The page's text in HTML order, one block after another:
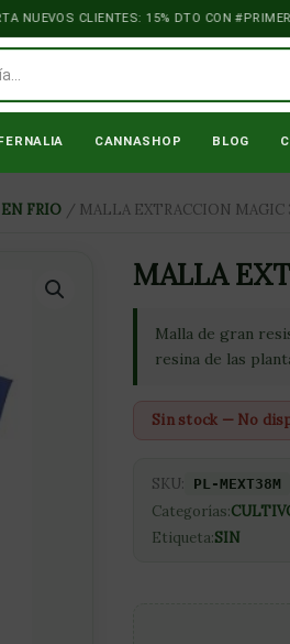
NUEVOS CLIENTES: 15% DTO CON
CANNASHOP BLOG
FRIO / MALLA EXTRACCION MAGIC
MALLA
Malla de gran
resina de las
Sin stock — No
SKU: PL-MEXT38M
Categorías:
Etiqueta:SIN